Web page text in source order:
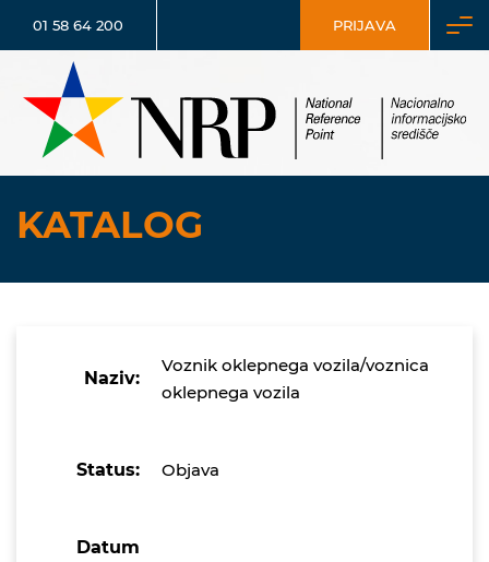
01 58 64 200 PRIJAVA
KATALOG
Naziv:
Voznik oklepnega vozila/voznica
oklepnega vozila
Status: Objava
Datum